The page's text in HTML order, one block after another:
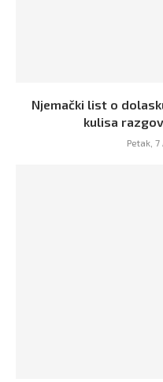
Njemački list o
kulisa
Petak,